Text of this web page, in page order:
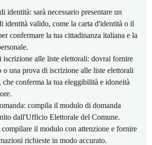
identità: sarà necessario presentare un
identità valido, come la carta d'identità o il
confermare la tua cittadinanza italiana e la
iscrizione alle liste elettorali: dovrai fornire
o una prova di iscrizione alle liste elettorali
che conferma la tua eleggibilità e idoneità
compila il modulo di domanda
dall'Ufficio Elettorale del Comune.
il modulo con attenzione e fornire
richieste in modo accurato.